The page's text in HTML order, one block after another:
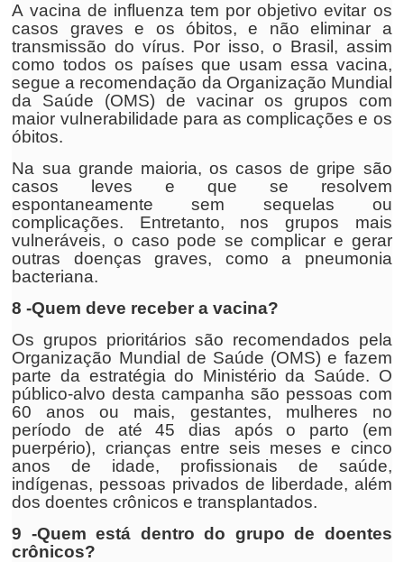
A vacina de influenza tem por objetivo evitar os
casos graves e os óbitos, e não eliminar a
transmissão do vírus. Por isso, o Brasil, assim
como todos os países que usam essa vacina,
segue a recomendação da Organização Mundial
da Saúde (OMS) de vacinar os grupos com
maior vulnerabilidade para as complicações e os
óbitos.
Na sua grande maioria, os casos de gripe são
casos leves e que se resolvem
espontaneamente sem sequelas ou
complicações. Entretanto, nos grupos mais
vulneráveis, o caso pode se complicar e gerar
outras doenças graves, como a pneumonia
bacteriana.
8 -Quem deve receber a vacina?
Os grupos prioritários são recomendados pela
Organização Mundial de Saúde (OMS) e fazem
parte da estratégia do Ministério da Saúde. O
público-alvo desta campanha são pessoas com
60 anos ou mais, gestantes, mulheres no
período de até 45 dias após o parto (em
puerpério), crianças entre seis meses e cinco
anos de idade, profissionais de saúde,
indígenas, pessoas privados de liberdade, além
dos doentes crônicos e transplantados.
9 -Quem está dentro do grupo de doentes
crônicos?